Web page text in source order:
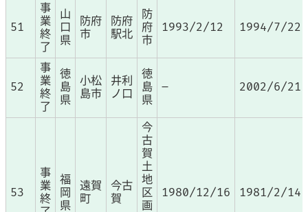
51
事
業
終
了
山
口
県
防府
市
防府
駅北
防
府
市
1993/2/12 1994/7/22
52
事
業
終
了
徳
島
県
小松
島市
井利
ノ口
徳
島
県
– 2002/6/21
53
事
業
終
福
岡
県
遠賀
町
今古
賀
今
古
賀
土
地
区
画
1980/12/16 1981/2/14